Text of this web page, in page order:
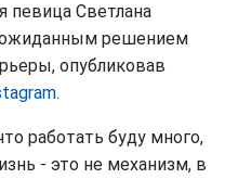
певица Светлана
решением
опубликовав
.
работать буду много,
- это не механизм, в